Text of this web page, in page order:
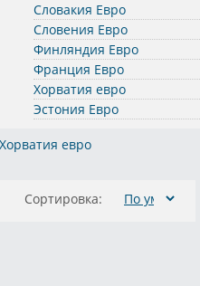
Словакия Евро
Словения Евро
Финляндия Евро
Франция Евро
Хорватия евро
Эстония Евро
Хорватия евро
Сортировка: